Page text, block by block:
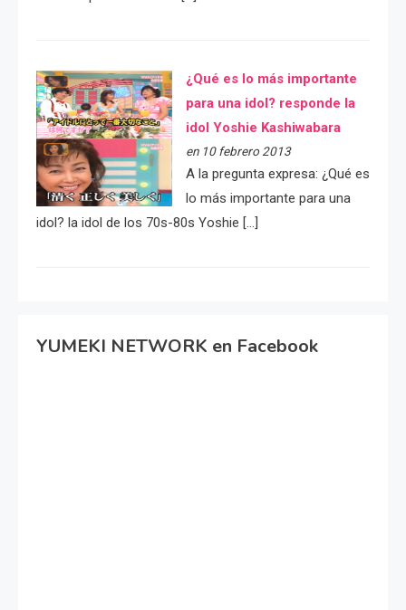
¿Qué es lo más importante
para una idol? responde la
idol Yoshie Kashiwabara
en 10 febrero 2013
A la pregunta expresa: ¿Qué es
lo más importante para una
idol? la idol de los 70s-80s Yoshie […]
YUMEKI NETWORK en Facebook